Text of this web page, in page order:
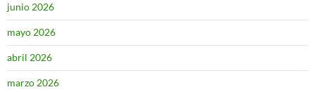
junio 2026
mayo 2026
abril 2026
marzo 2026